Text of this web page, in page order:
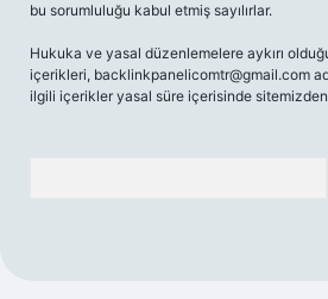
bu sorumluluğu kabul etmiş sayılırlar.
Hukuka ve yasal düzenlemelere aykırı
içerikleri, backlinkpanelicomtr@gmail.com
ilgili içerikler yasal süre içerisinde sitemizden